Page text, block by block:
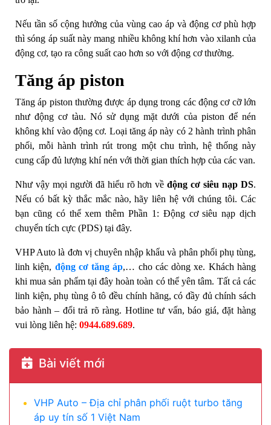
Nếu tần số cộng hưởng của vùng cao áp và động cơ phù hợp
thì sóng áp suất này mang nhiều không khí hơn vào xilanh của
động cơ, tạo ra công suất cao hơn so với động cơ thường.
Tăng áp piston
Tăng áp piston thường được áp dụng trong các động cơ cỡ lớn
như động cơ tàu. Nó sử dụng mặt dưới của piston để nén
không khí vào động cơ. Loại tăng áp này có 2 hành trình phân
phối, mỗi hành trình rút trong một chu trình, hệ thống này
cung cấp đủ lượng khí nén với thời gian thích hợp của các van.
Như vậy mọi người đã hiểu rõ hơn vềđộng cơ siêu nạp DS.
Nếu có bất kỳ thắc mắc nào, hãy liên hệ với chúng tôi. Các
bạn cũng có thể xem thêm Phần 1: Động cơ siêu nạp dịch
chuyển tích cực (PDS) tại đây.
VHP Auto là đơn vị chuyên nhập khẩu và phân phối phụ tùng,
linh kiện, động cơ tăng áp,… cho các dòng xe. Khách hàng
khi mua sản phẩm tại đây hoàn toàn có thể yên tâm. Tất cả các
linh kiện, phụ tùng ô tô đều chính hãng, có đầy đủ chính sách
bảo hành – đổi trả rõ ràng. Hotline tư vấn, báo giá, đặt hàng
vui lòng liên hệ: 0944.689.689.
Bài viết mới
VHP Auto – Địa chỉ phân phối ruột turbo tăng
áp uy tín số 1 Việt Nam